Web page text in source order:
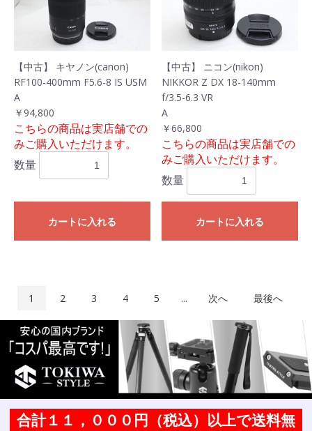
【中古】 キヤノン(canon)
RF100-400mm F5.6-8 IS USM
A
￥94,800
こちらの商品は実店舗での
みご購入いただけます。
数量
カートに入れる
【中古】 ニコン(nikon)
NIKKOR Z DX 18-140mm
f/3.5-6.3 VR
A
￥66,800
こちらの商品は実店舗での
みご購入いただけます。
数量
カートに入れる
1 2 3 4 5 ... 次へ 最後へ
合計１１，０００円（税込）以上で送料無